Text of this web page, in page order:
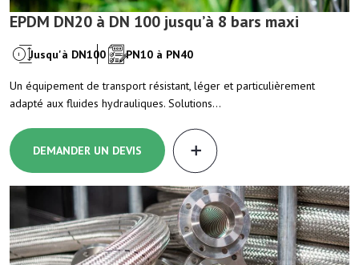
EPDM DN20 à DN 100 jusqu’à 8 bars maxi
Jusqu'à DN100 PN10 à PN40
Un équipement de transport résistant, léger et particulièrement
adapté aux fluides hydrauliques. Solutions…
DEMANDER UN DEVIS